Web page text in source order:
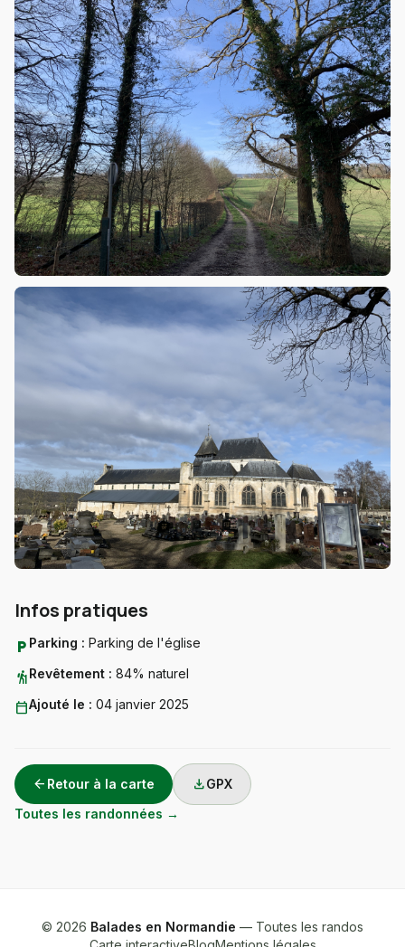
Infos pratiques
local_parking Parking : Parking de l'église
hikingRevêtement : 84% naturel
calendar_todayAjouté le : 04 janvier 2025
arrow_back Retour à la carte downloadGPX
Toutes les randonnées →
© 2026 Balades en Normandie — Toutes les randos